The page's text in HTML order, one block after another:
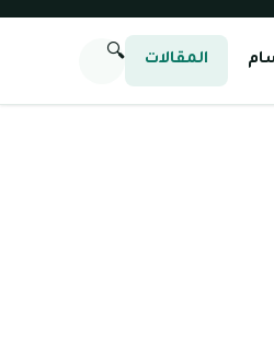
المقالات 🔍